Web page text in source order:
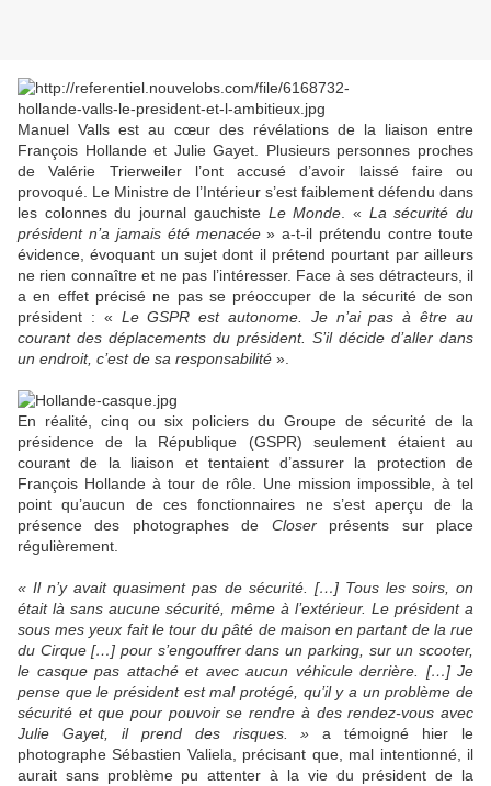
Manuel Valls est au cœur des révélations de la liaison entre
François Hollande et Julie Gayet. Plusieurs personnes proches
de Valérie Trierweiler l’ont accusé d’avoir laissé faire ou
provoqué. Le Ministre de l’Intérieur s’est faiblement défendu dans
les colonnes du journal gauchiste Le Monde . « La sécurité du
président n’a jamais été menacée» a-t-il prétendu contre toute
évidence, évoquant un sujet dont il prétend pourtant par ailleurs
ne rien connaître et ne pas l’intéresser. Face à ses détracteurs, il
a en effet précisé ne pas se préoccuper de la sécurité de son
président : « Le GSPR est autonome. Je n’ai pas à être au
courant des déplacements du président. S’il décide d’aller dans
un endroit, c’est de sa responsabilité ».
En réalité, cinq ou six policiers du Groupe de sécurité de la
présidence de la République (GSPR) seulement étaient au
courant de la liaison et tentaient d’assurer la protection de
François Hollande à tour de rôle. Une mission impossible, à tel
point qu’aucun de ces fonctionnaires ne s’est aperçu de la
présence des photographes de Closerprésents sur place
régulièrement.
« Il n’y avait quasiment pas de sécurité. […] Tous les soirs, on
était là sans aucune sécurité, même à l’extérieur. Le président a
sous mes yeux fait le tour du pâté de maison en partant de la rue
du Cirque […] pour s’engouffrer dans un parking, sur un scooter,
le casque pas attaché et avec aucun véhicule derrière. […] Je
pense que le président est mal protégé, qu’il y a un problème de
sécurité et que pour pouvoir se rendre à des rendez-vous avec
Julie Gayet, il prend des risques. » a témoigné hier le
photographe Sébastien Valiela, précisant que, mal intentionné, il
aurait sans problème pu attenter à la vie du président de la